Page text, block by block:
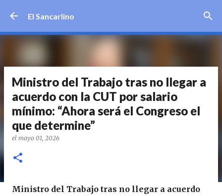
El Sancarlino
Ministro del Trabajo tras no llegar a
acuerdo con la CUT por salario
mínimo: “Ahora será el Congreso el
que determine”
el mayo 01, 2026
Ministro del Trabajo tras no llegar a acuerdo